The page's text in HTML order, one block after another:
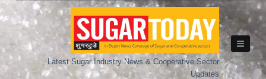
Skip
to
Latest Sugar Industry News & Cooperative Sector
Updates